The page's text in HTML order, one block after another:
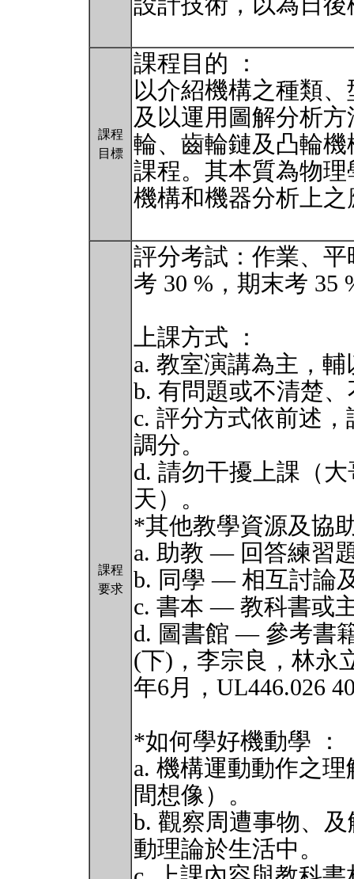
課程
目標
課程目的 ：
以介紹機構之種類
及以運用圖解分析
輪、齒輪鏈及凸輪
課程。其本質為物理
機構和機器分析上之
課程
要求
評分考試：作業、
考 30 %，期末考 35
上課方式 ：
a. 教室演講為主，
b. 有問題或不清楚
c. 評分方式依前述
調分。
d. 請勿干擾上課（
天）。
*其他教學資源及協
a. 助教 — 回答練習
b. 同學 — 相互討論
c. 書本 — 教科書或
d. 圖書館 — 參考書
(下)，李宗良，林永
年6月，UL446.026
*如何學好機動學 ：
a. 機構運動動作之
間想像）。
b. 觀察周遭事物、
動理論於生活中。